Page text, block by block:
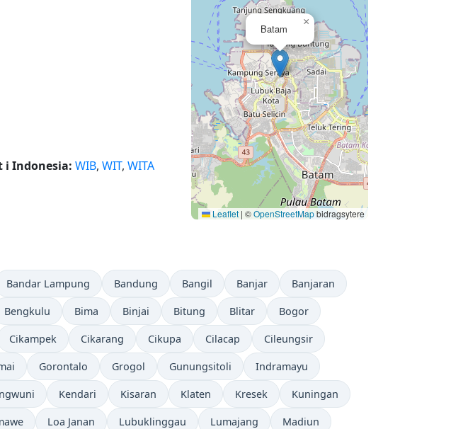
i Indonesia: WIB, WIT, WITA
Batam
×
Leaflet | ©OpenStreetMapbidragsytere
Bandar Lampung Bandung Bangil Banjar Banjaran
Bengkulu Bima Binjai Bitung Blitar Bogor
Cikampek Cikarang Cikupa Cilacap Cileungsir
Gorontalo Grogol Gunungsitoli Indramayu
Kendari Kisaran Klaten Kresek Kuningan
Loa Janan Lubuklinggau Lumajang Madiun